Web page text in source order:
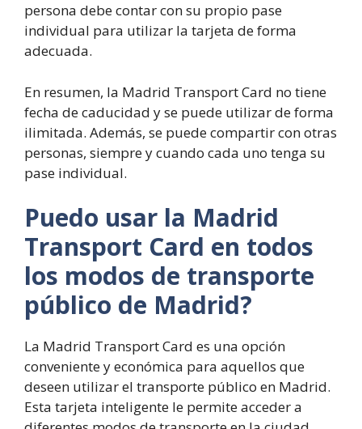
persona debe contar con su propio pase
individual para utilizar la tarjeta de forma
adecuada.
En resumen, la Madrid Transport Card no tiene
fecha de caducidad y se puede utilizar de forma
ilimitada. Además, se puede compartir con otras
personas, siempre y cuando cada uno tenga su
pase individual.
Puedo usar la Madrid
Transport Card en todos
los modos de transporte
público de Madrid?
La Madrid Transport Card es una opción
conveniente y económica para aquellos que
deseen utilizar el transporte público en Madrid.
Esta tarjeta inteligente le permite acceder a